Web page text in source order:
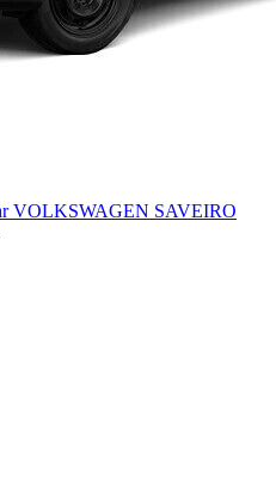
VOLKSWAGEN SAVEIRO